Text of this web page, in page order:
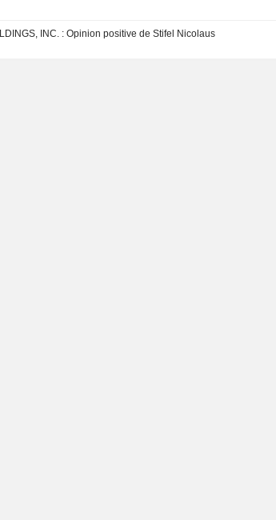
CROWDSTRIKE HOLDINGS, INC. : Opinion positive de Stifel Nicolaus